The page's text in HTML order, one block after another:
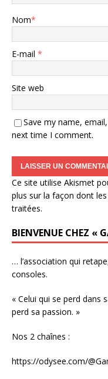
Nom*
E-mail *
Site web
Save my name,
next time I comment.
Ce site utilise Akismet
plus sur la façon dont
traitées.
BIENVENUE CHEZ «
… l’association qui
consoles.
« Celui qui se perd dans
perd sa passion. »
Nos 2 chaînes :
https://odysee.com/